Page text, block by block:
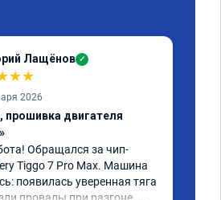
Лащёнов ✓
★★
2026
прошивка двигателя
Обращался за чип-
Tiggo 7 Pro Max. Машина
появилась уверенная тяга